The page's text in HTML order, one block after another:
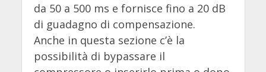
da 50 a 500 ms e fornisce fino a 20 dB
di guadagno di compensazione.
Anche in questa sezione c’è la
possibilità di bypassare il